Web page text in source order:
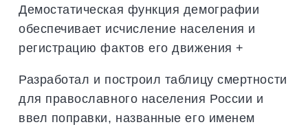
Демостатическая функция демографии
обеспечивает исчисление населения и
регистрацию фактов его движения +
Разработал и построил таблицу смертности
для православного населения России и
ввел поправки, названные его именем